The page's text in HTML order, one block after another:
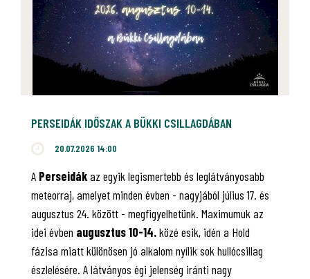
PERSEIDÁK IDŐSZAK A BÜKKI CSILLAGDÁBAN
20.07.2026 14:00
A Perseidákaz egyik legismertebb és leglátványosabb
meteorraj, amelyet minden évben - nagyjából július 17. és
augusztus 24. között - megfigyelhetünk. Maximumuk az
idei évben augusztus 10-14.közé esik, idén a Hold
fázisa miatt különösen jó alkalom nyílik sok hullócsillag
észlelésére. A látványos égi jelenség iránti nagy